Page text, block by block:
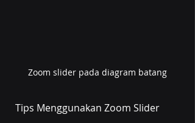
Zoom slider pada diagram batang
Tips Menggunakan Zoom Slider